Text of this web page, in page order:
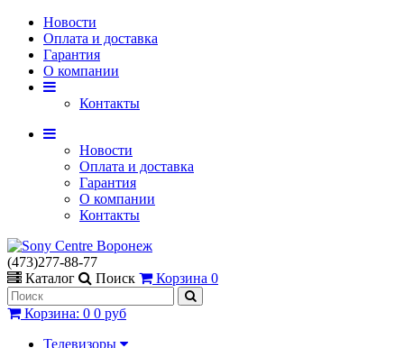
Новости
Оплата и доставка
Гарантия
О компании
Контакты
Новости
Оплата и доставка
Гарантия
О компании
Контакты
(473)277-88-77
Каталог
Поиск Корзина 0
Корзина: 0 0 руб
Телевизоры